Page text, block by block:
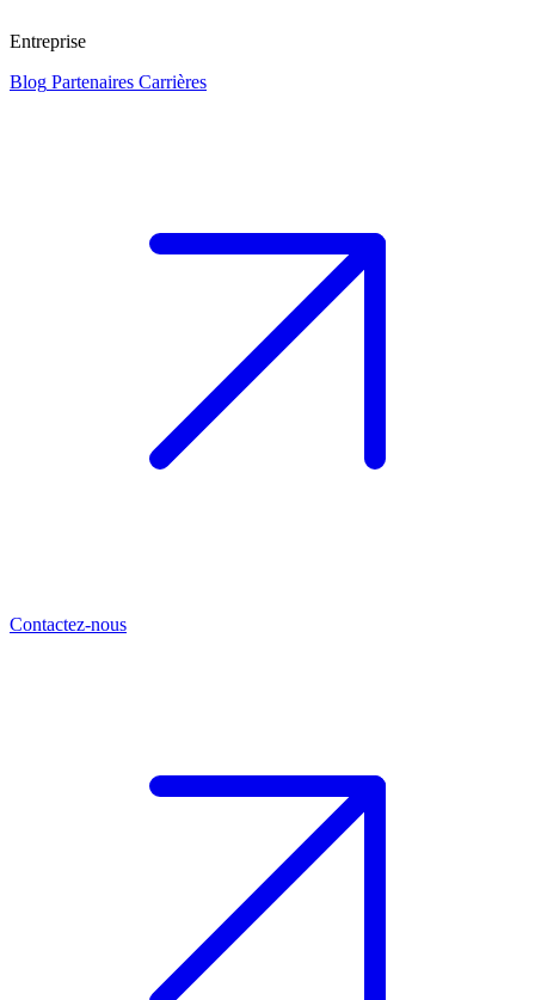
Entreprise
Blog Partenaires Carrières
Contactez-nous